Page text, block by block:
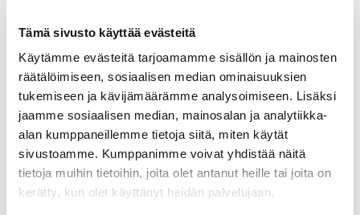
Tämä sivusto käyttää evästeitä
Käytämme evästeitä tarjoamamme sisällön ja mainosten
räätälöimiseen, sosiaalisen median ominaisuuksien
tukemiseen ja kävijämäärämme analysoimiseen. Lisäksi
jaamme sosiaalisen median, mainosalan ja analytiikka-
alan kumppaneillemme tietoja siitä, miten käytät
sivustoamme. Kumppanimme voivat yhdistää näitä
tietoja muihin tietoihin, joita olet antanut heille tai joita on
kerätty, kun olet käyttänyt heidän palvelujaan.
Kalanleivitysjauho
RAPION TUOTE OY